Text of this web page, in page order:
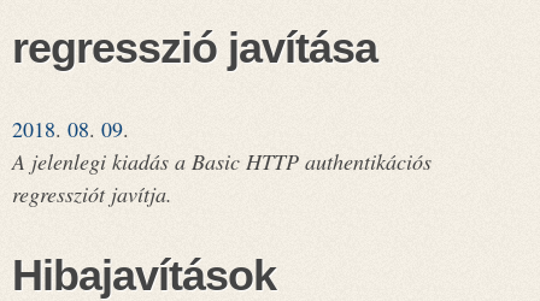
regresszió javítása
2018. 08. 09.
A jelenlegi kiadás a Basic HTTP authentikációs
regressziót javítja.
Hibajavítások